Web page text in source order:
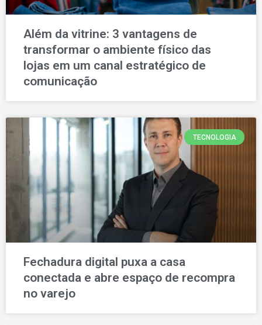
Além da vitrine: 3 vantagens de
transformar o ambiente físico das
lojas em um canal estratégico de
comunicação
TECNOLOGIA
Fechadura digital puxa a casa
conectada e abre espaço de recompra
no varejo